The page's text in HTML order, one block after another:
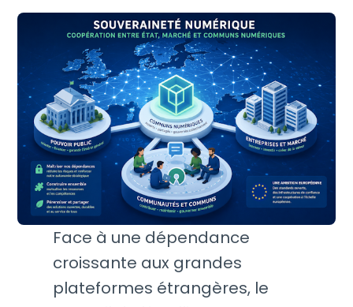
Face à une dépendance
croissante aux grandes
plateformes étrangères, le